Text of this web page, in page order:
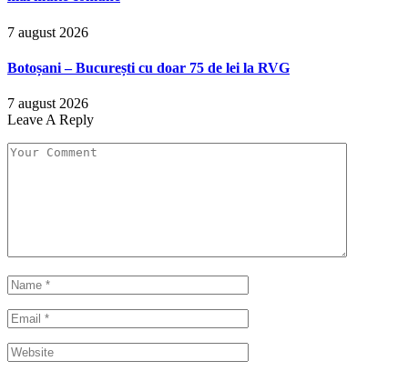
7 august 2026
Botoșani – București cu doar 75 de lei la RVG
7 august 2026
Leave A Reply